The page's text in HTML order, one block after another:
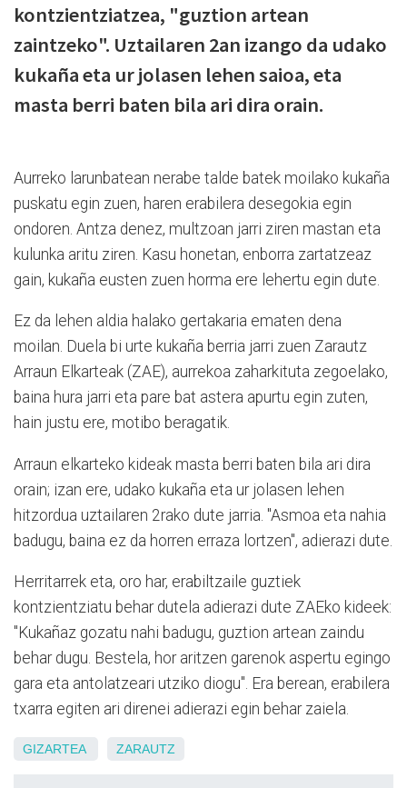
kontzientziatzea, "guztion artean
zaintzeko". Uztailaren 2an izango da udako
kukaña eta ur jolasen lehen saioa, eta
masta berri baten bila ari dira orain.
Aurreko larunbatean nerabe talde batek moilako kukaña
puskatu egin zuen, haren erabilera desegokia egin
ondoren. Antza denez, multzoan jarri ziren mastan eta
kulunka aritu ziren. Kasu honetan, enborra zartatzeaz
gain, kukaña eusten zuen horma ere lehertu egin dute.
Ez da lehen aldia halako gertakaria ematen dena
moilan. Duela bi urte kukaña berria jarri zuen Zarautz
Arraun Elkarteak (ZAE), aurrekoa zaharkituta zegoelako,
baina hura jarri eta pare bat astera apurtu egin zuten,
hain justu ere, motibo beragatik.
Arraun elkarteko kideak masta berri baten bila ari dira
orain; izan ere, udako kukaña eta ur jolasen lehen
hitzordua uztailaren 2rako dute jarria. "Asmoa eta nahia
badugu, baina ez da horren erraza lortzen", adierazi dute.
Herritarrek eta, oro har, erabiltzaile guztiek
kontzientziatu behar dutela adierazi dute ZAEko kideek:
"Kukañaz gozatu nahi badugu, guztion artean zaindu
behar dugu. Bestela, hor aritzen garenok aspertu egingo
gara eta antolatzeari utziko diogu". Era berean, erabilera
txarra egiten ari direnei adierazi egin behar zaiela.
GIZARTEA ZARAUTZ